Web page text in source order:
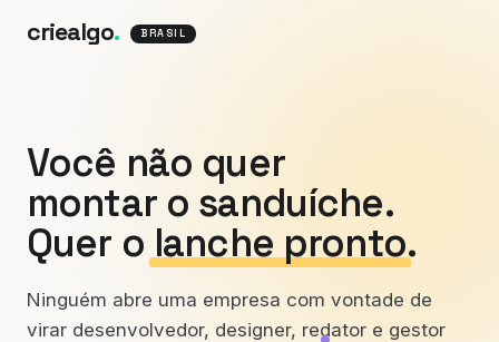
criealgo. BRASIL
Você não quer
montar o sanduíche.
Quer o lanche pronto.
Ninguém abre uma empresa com vontade de
virar desenvolvedor, designer, redator e gestor